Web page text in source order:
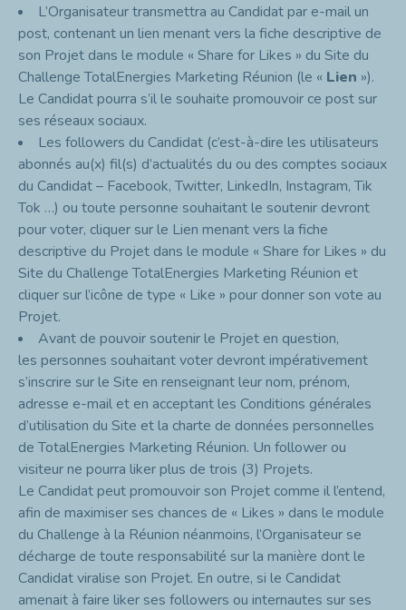
L’Organisateur transmettra au Candidat par e-mail un
post, contenant un lien menant vers la fiche descriptive de
son Projet dans le module « Share for Likes » du Site du
Challenge TotalEnergies Marketing Réunion (le « Lien »).
Le Candidat pourra s’il le souhaite promouvoir ce post sur
ses réseaux sociaux.
Les followers du Candidat (c’est-à-dire les utilisateurs
abonnés au(x) fil(s) d’actualités du ou des comptes sociaux
du Candidat – Facebook, Twitter, LinkedIn, Instagram, Tik
Tok …) ou toute personne souhaitant le soutenir devront
pour voter, cliquer sur le Lien menant vers la fiche
descriptive du Projet dans le module « Share for Likes » du
Site du Challenge TotalEnergies Marketing Réunion et
cliquer sur l’icône de type « Like » pour donner son vote au
Projet.
Avant de pouvoir soutenir le Projet en question,
les personnes souhaitant voter devront impérativement
s’inscrire sur le Site en renseignant leur nom, prénom,
adresse e-mail et en acceptant les Conditions générales
d’utilisation du Site et la charte de données personnelles
de TotalEnergies Marketing Réunion. Un follower ou
visiteur ne pourra liker plus de trois (3) Projets.
Le Candidat peut promouvoir son Projet comme il l’entend,
afin de maximiser ses chances de « Likes » dans le module
du Challenge à la Réunion néanmoins, l’Organisateur se
décharge de toute responsabilité sur la manière dont le
Candidat viralise son Projet. En outre, si le Candidat
amenait à faire liker ses followers ou internautes sur ses